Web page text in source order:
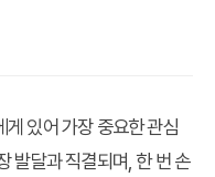
있어 가장 중요한 관심
발달과 직결되며, 한 번 손